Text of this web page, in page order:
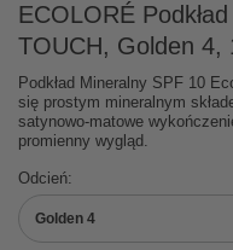
ECOLORÉ
TOUCH, Golden 4,
Podkład Mineralny SPF 10
się prostym mineralnym
satynowo-matowe
promienny wygląd.
Odcień
Golden 4